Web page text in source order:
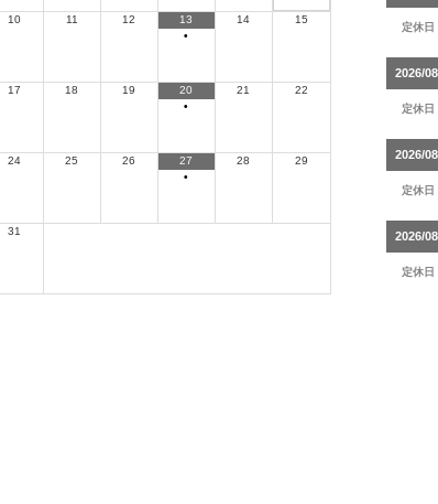
10 11 12
13
•
14 15
17 18 19
20
•
21 22
24 25 26
27
•
28 29
31
定休日
2026/
定休日
2026/
定休日
2026/
定休日